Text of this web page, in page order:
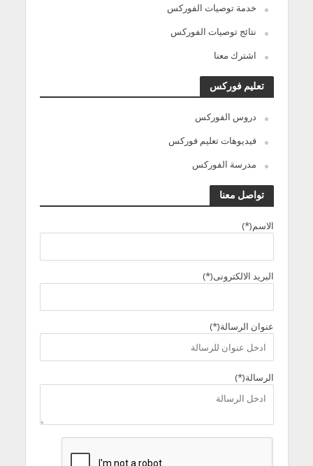
خدمة توصيات الفوركس
نتائج توصيات الفوركس
اشترك معنا
تعليم فوركس
دروس الفوركس
فيديوهات تعليم فوركس
مدرسة الفوركس
تواصل معنا
الاسم(*)
البريد الالكترونى(*)
عنوان الرسالة(*)
الرسالة(*)